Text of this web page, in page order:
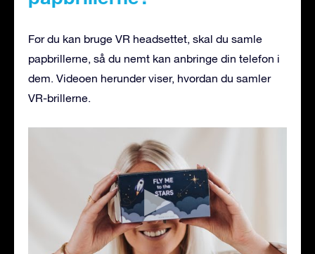
Før du kan bruge VR headsettet, skal du samle
papbrillerne, så du nemt kan anbringe din telefon i
dem. Videoen herunder viser, hvordan du samler
VR-brillerne.